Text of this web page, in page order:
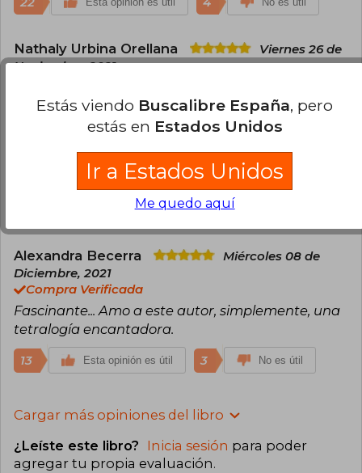
Nathaly Urbina Orellana
Viernes 26 de
Noviembre, 2021
Los tenía hace años en lista de por leer... y me
arrepiento de no haberlos leído antes. Entré tanto
momento, reí y lloré muchisimo con ellos, sin duda
una saga magnífica.
Esta opinión es útil 1
Alexandra Becerra
Miércoles 08 de
Diciembre, 2021
Compra Verificada
Fascinante... Amo a este autor, simplemente, una
tetralogía encantadora.
13 Esta opinión es útil 3 No es útil
Cargar más opiniones del libro
¿Leíste este libro? Inicia sesión para poder
agregar tu propia evaluación.
Estás viendo Buscalibre España, pero
estás en Estados Unidos
Ir a Estados Unidos
Me quedo aquí